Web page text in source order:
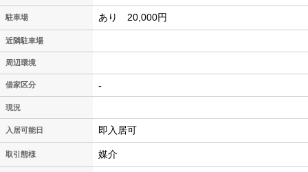
駐車場 あり 20,000円
近隣駐車場
周辺環境
借家区分 -
現況
入居可能日 即入居可
取引態様 媒介